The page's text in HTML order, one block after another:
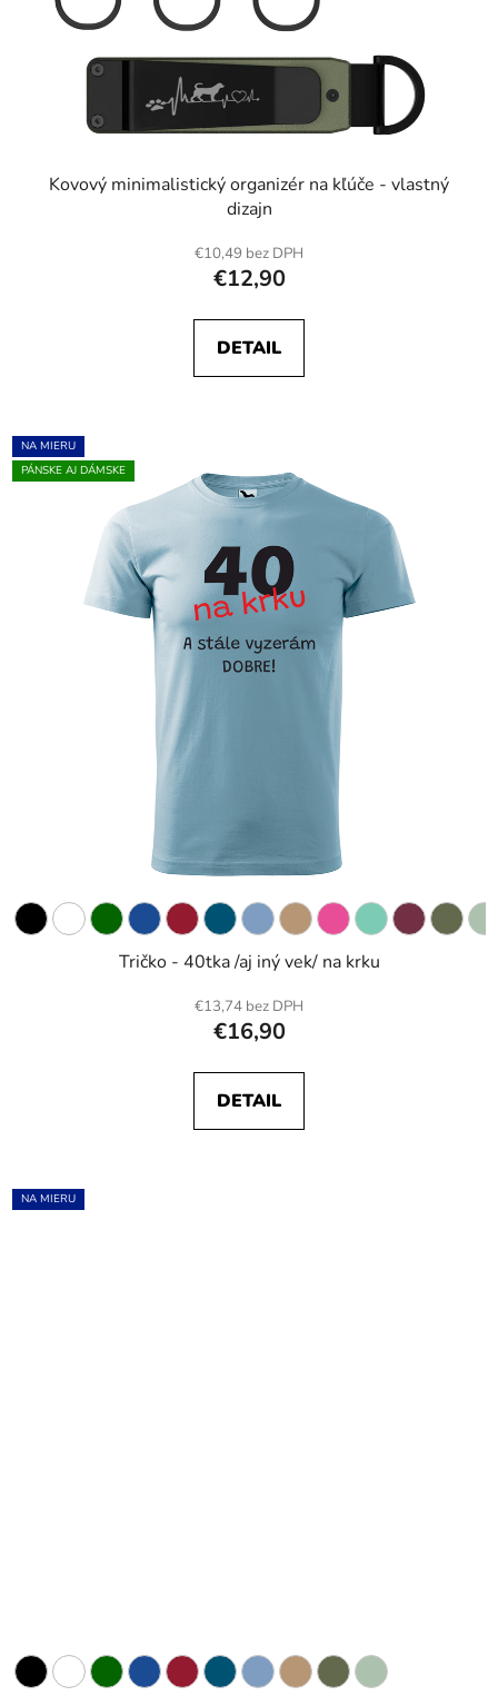
Kovový minimalistický organizér na kľúče - vlastný
dizajn
€10,49 bez DPH
€12,90
DETAIL
NA MIERU
PÁNSKE AJ DÁMSKE
Tričko - 40tka /aj iný vek/ na krku
€13,74 bez DPH
€16,90
DETAIL
NA MIERU